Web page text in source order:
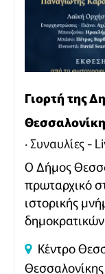
Γιορτή της
Συναυλίες -
Ο Δήμος
πρωταρχικό
ιστορικής
χώρο του
Κέντρο
Θεσσαλονίκης